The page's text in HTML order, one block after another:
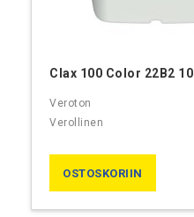
Clax 100 Color 22B2 10 l
OSTOSKORIIN